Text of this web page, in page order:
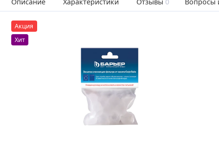
Акция
Хит